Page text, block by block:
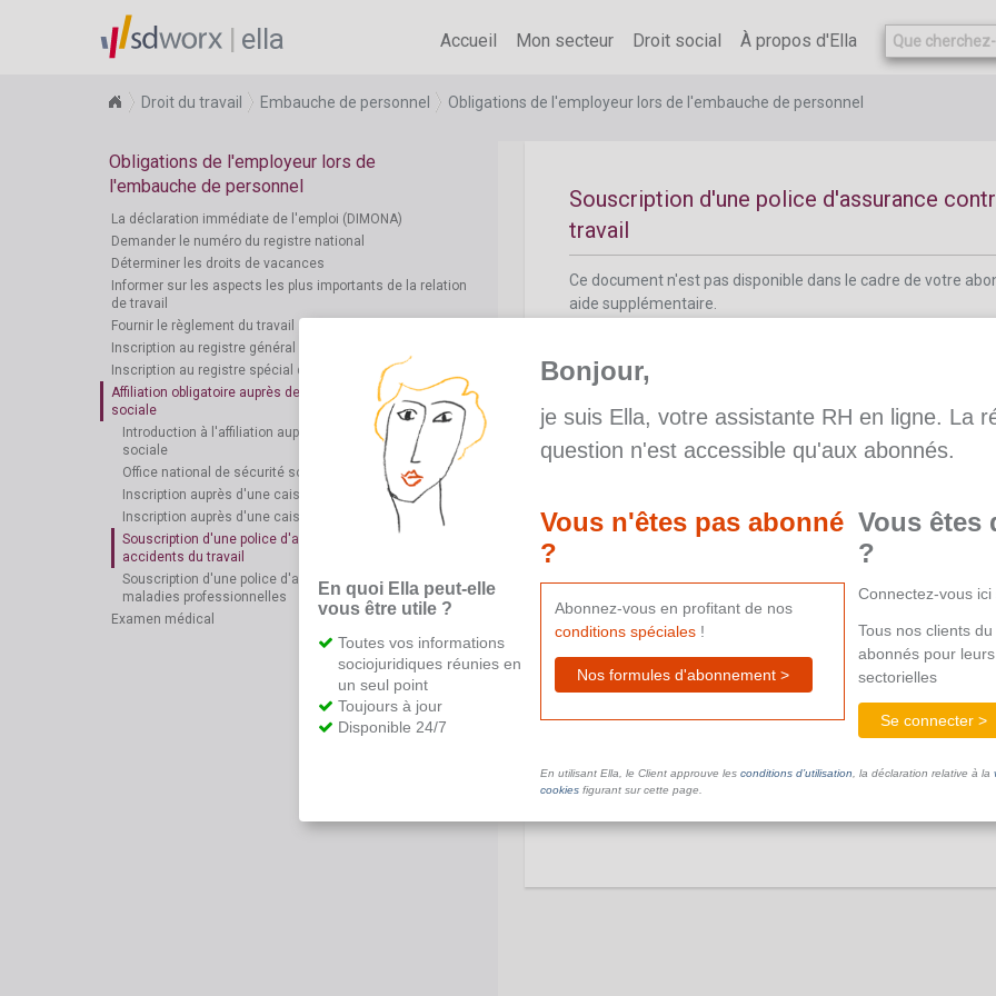
ella Accueil Mon secteur Droit social À propos d'Ella
Droit du travail Embauche de personnel Obligations de l'employeur lors de l'embauche de personnel
Obligations de l'employeur lors de
l'embauche de personnel
La déclaration immédiate de l'emploi (DIMONA)
Demander le numéro du registre national
Déterminer les droits de vacances
Informer sur les aspects les plus importants de la relation
de travail
Fournir le règlement du travail
Inscription au registre général du personnel
Inscription au registre spécial du personnel
Affiliation obligatoire auprès des organes de sécurité
sociale
Introduction à l'affiliation auprès des organes de sécurité
sociale
Office national de sécurité sociale
Inscription auprès d'une caisse d'allocations familiales
Inscription auprès d'une caisse de vacances
Souscription d'une police d'assurance contre les
accidents du travail
Souscription d'une police d'assurance contre les
maladies professionnelles
Examen médical
aide supplémentaire.
Souscription d'une police d'assurance
travail
Ce document n'est pas disponible dans le cadre de votre
aide supplémentaire.
Souscription d'une police d'assurance
Ce document n'est pas disponible dans le cadre de votre
Ce document n'est pas disponible dans le cadre de votre
En quoi Ella peut-elle
vous être utile ?
Toutes vos informations
sociojuridiques réunies en
un seul point
Toujours à jour
Disponible 24/7
Bonjour,
je suis Ella, votre assistante RH en ligne. La
question n'est accessible qu'aux abonnés.
Vous n'êtes pas abonné
?
Abonnez-vous en profitant de nos
conditions spéciales!
Nos formules d'abonnement >
Vous êtes
?
Connectez-vous
Tous nos clients
abonnés pour
sectorielles
Se connecter >
En utilisant Ella, le Client approuve les conditions d’utilisation , la déclaration relative à la
cookiesfigurant sur cette page.